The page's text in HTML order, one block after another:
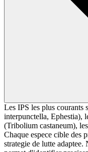
Les IPS les plus courants
interpunctella, Ephestia),
(Tribolium castaneum),
Chaque espece cible des
strategie de lutte